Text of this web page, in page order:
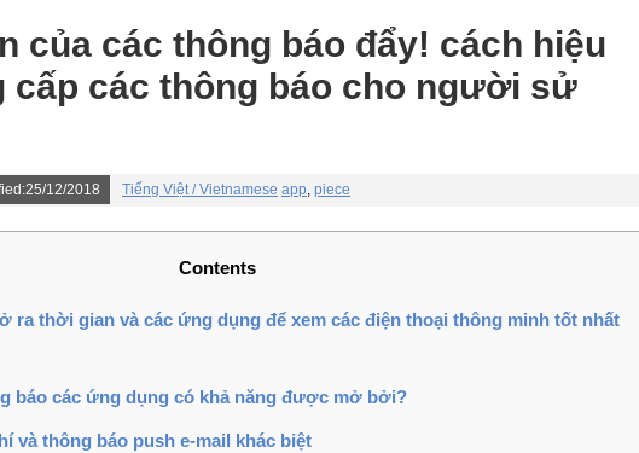
của các thông báo đẩy! cách hiệu
cấp các thông báo cho người sử
12/2018 Tiếng Việt / Vietnamese app, piece
Contents
ra thời gian và các ứng dụng để xem các điện thoại thông minh tốt nhất
báo các ứng dụng có khả năng được mở bởi?
và thông báo push e-mail khác biệt